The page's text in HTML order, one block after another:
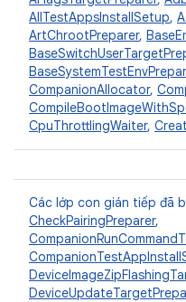
AllTestAppsInstallSetup,
ArtChrootPreparer,
CompanionAllocator,
CpuThrottlingWaiter,
Các lớp con gián tiếp đã
CheckPairingPreparer,